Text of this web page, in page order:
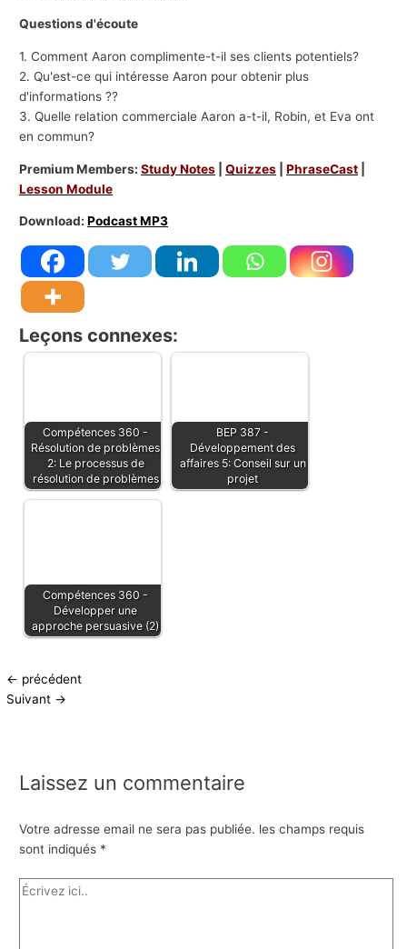
Questions d'écoute
1. Comment Aaron complimente-t-il ses clients potentiels?
2. Qu'est-ce qui intéresse Aaron pour obtenir plus
d'informations ??
3. Quelle relation commerciale Aaron a-t-il, Robin, et Eva ont
en commun?
Premium Members:Study Notes |Quizzes |PhraseCast
Lesson Module
Download:Podcast MP3
Leçons connexes:
Compétences 360 -
Résolution de problèmes
2: Le processus de
résolution de problèmes
BEP 387 -
Développement des
affaires 5: Conseil sur un
projet
Compétences 360 -
Développer une
approche persuasive (2)
← précédent
Suivant →
Laissez un commentaire
Votre adresse email ne sera pas publiée. les champs requis
sont indiqués *